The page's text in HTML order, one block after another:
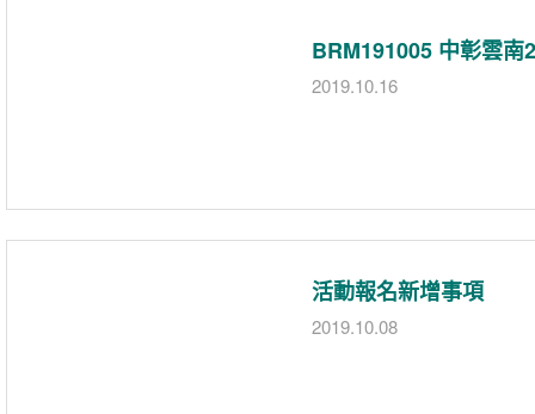
BRM191005 中彰雲南
2019.10.16
活動報名新增事項
2019.10.08